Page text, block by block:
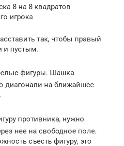
8 на 8 квадратов
игрока
так, чтобы правый
и пустым.
фигуры. Шашка
диагонали на ближайшее
противника, нужно
нее на свободное поле.
съесть фигуру, это